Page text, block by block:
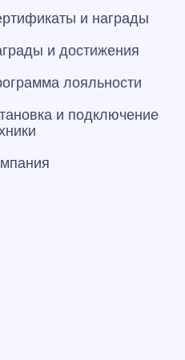
и награды
и достижения
лояльности
и подключение